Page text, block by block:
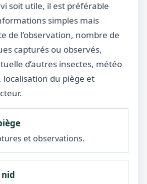
soit utile, il est préférable
simples mais
de l’observation, nombre de
capturés ou observés,
d’autres insectes, météo
du piège et
et observations.